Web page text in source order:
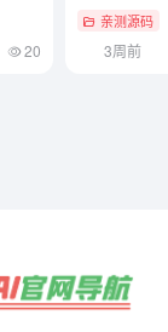
20
亲测源码
3周前